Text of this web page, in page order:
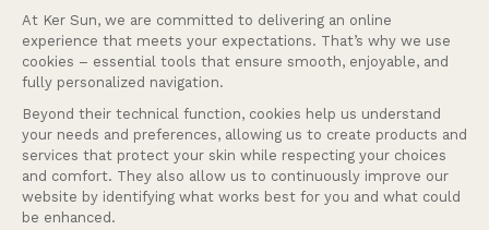
Une Question ?
Nos services
Entreprise